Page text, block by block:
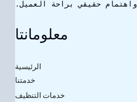
واهتمام حقيقي براحة العميل.
معلومانتا
الرئيسية
خدمتنا
خدمات التنظيف